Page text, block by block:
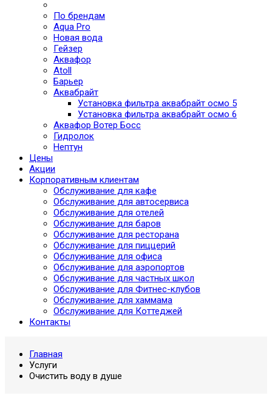
По брендам
Aqua Pro
Новая вода
Гейзер
Аквафор
Atoll
Барьер
Аквабрайт
Установка фильтра аквабрайт осмо 5
Установка фильтра аквабрайт осмо 6
Аквафор Вотер Босс
Гидролок
Нептун
Цены
Акции
Корпоративным клиентам
Обслуживание для кафе
Обслуживание для автосервиса
Обслуживание для отелей
Обслуживание для баров
Обслуживание для ресторана
Обслуживание для пиццерий
Обслуживание для офиса
Обслуживание для аэропортов
Обслуживание для частных школ
Обслуживание для Фитнес-клубов
Обслуживание для хаммама
Обслуживание для Коттеджей
Контакты
Главная
Услуги
Очистить воду в душе